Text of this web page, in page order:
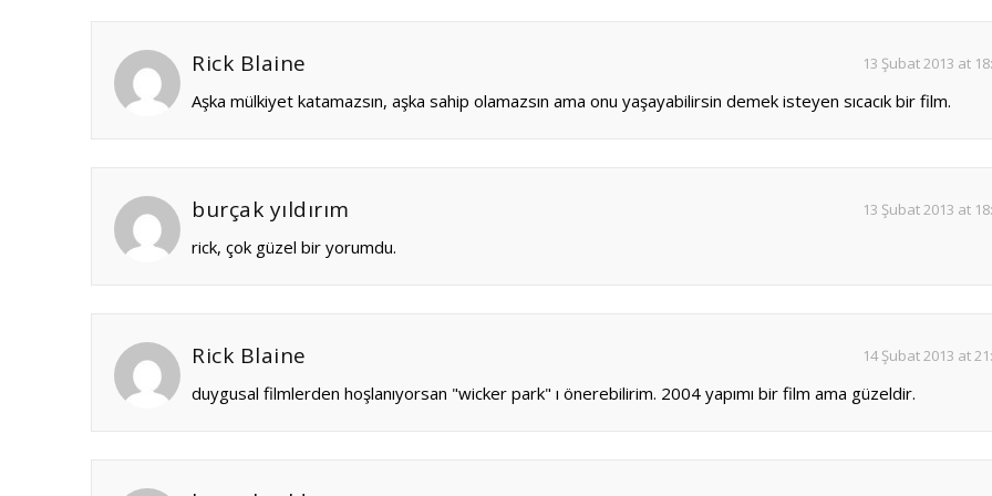
Rick Blaine 13 Şubat 2013 at
Aşka mülkiyet katamazsın, aşka sahip olamazsın ama onu yaşayabilirsin demek isteyen sıcacık bir film.
burçak yıldırım 13 Şubat 2013 at
rick, çok güzel bir yorumdu.
Rick Blaine 14 Şubat 2013 at
duygusal filmlerden hoşlanıyorsan "wicker park" ı önerebilirim. 2004 yapımı bir film ama güzeldir.